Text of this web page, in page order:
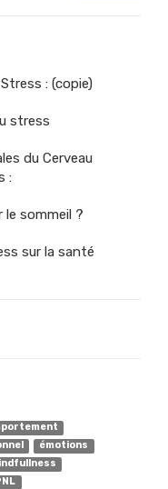
: (copie)
stress
du Cerveau
:
sommeil ?
sur la santé
émotions